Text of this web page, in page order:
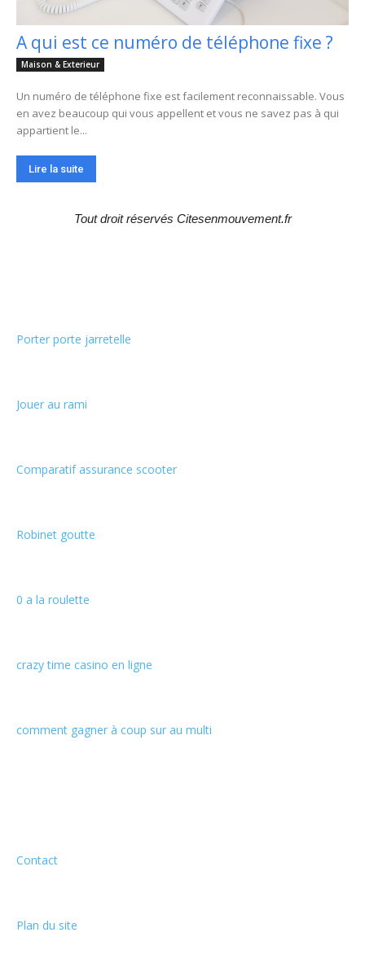
A qui est ce numéro de téléphone fixe ?
Maison & Exterieur
Un numéro de téléphone fixe est facilement reconnaissable. Vous
en avez beaucoup qui vous appellent et vous ne savez pas à qui
appartient le...
Lire la suite
Tout droit réservés Citesenmouvement.fr
Porter porte jarretelle
Jouer au rami
Comparatif assurance scooter
Robinet goutte
0 a la roulette
crazy time casino en ligne
comment gagner à coup sur au multi
Contact
Plan du site